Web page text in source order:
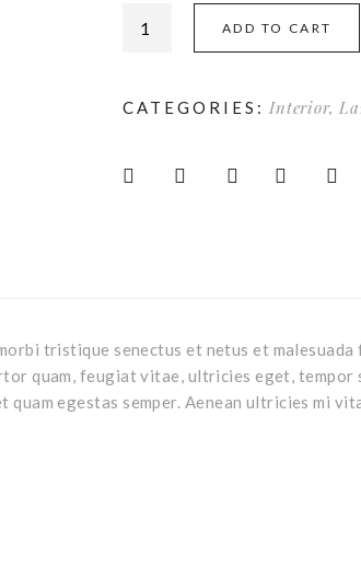
ADD TO CART
CATEGORIES: Interior,
tristique senectus et netus et malesuada
quam, feugiat vitae, ultricies eget, tempor
quam egestas semper. Aenean ultricies mi